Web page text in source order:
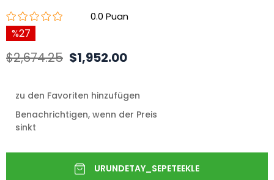
0.0
27
$2,674.25 $1,952.00
zu den Favoriten hinzufügen
Benachrichtigen, wenn der Preis
sinkt